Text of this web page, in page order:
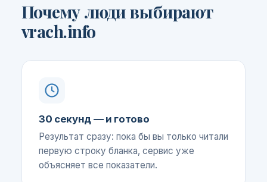
Почему люди выбирают
vrach.info
30 секунд — и готово
Результат сразу: пока бы вы только читали
первую строку бланка, сервис уже
объясняет все показатели.